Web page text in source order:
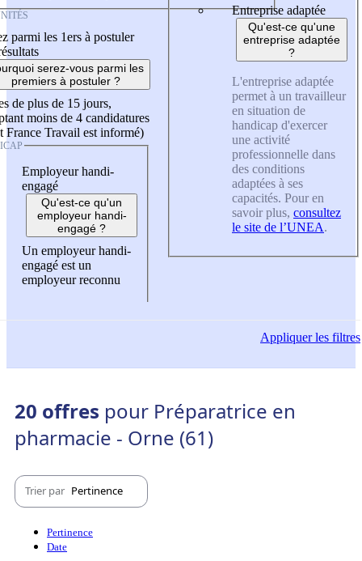
parmi les 1ers à postuler
serez-vous parmi les
premiers à postuler ?
de plus de 15 jours,
moins de 4 candidatures
France Travail est informé)
Employeur handi-
engagé
Qu'est-ce qu'un
employeur handi-
engagé ?
Un employeur handi-
engagé est un
employeur reconnu
Entreprise adaptée
Qu'est-ce qu'une
entreprise adaptée
?
L'entreprise adaptée
permet à un travailleur
en situation de
handicap d'exercer
une activité
professionnelle dans
des conditions
adaptées à ses
capacités. Pour en
savoir plus, consultez
le site de l’UNEA.
Appliquerles filtres
20 offres pour Préparatrice en
pharmacie - Orne (61)
Trier par Pertinence
Pertinence
Date